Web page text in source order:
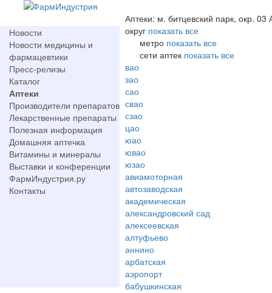
Новости
Новости медицины и
фармацевтики
Пресс-релизы
Каталог
Аптеки
Производители препаратов
Лекарственные препараты
Полезная информация
Домашняя аптечка
Витамины и минералы
Выставки и конференции
ФармИндустрия.ру
Контакты
Аптеки: м. битцевский парк, окр. 03
округ показать все
метро показать все
сети аптек показать все
вао
зао
сао
свао
сзао
цао
юао
ювао
юзао
авиамоторная
автозаводская
академическая
александровский сад
алексеевская
алтуфьево
аннино
арбатская
аэропорт
бабушкинская